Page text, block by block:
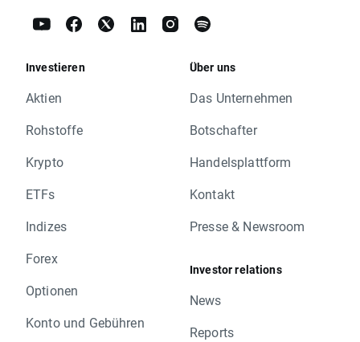
Investieren
Aktien
Rohstoffe
Krypto
ETFs
Indizes
Forex
Optionen
Konto und Gebühren
Über uns
Das Unternehmen
Botschafter
Handelsplattform
Kontakt
Presse & Newsroom
Investor relations
News
Reports